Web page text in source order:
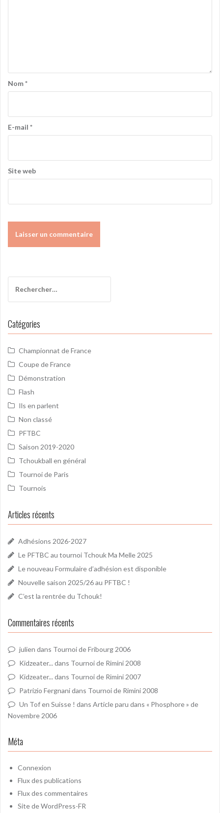
Nom*
E-mail *
Site web
Catégories
Championnat de France
Coupe de France
Démonstration
Flash
Ils en parlent
Non classé
PFTBC
Saison 2019-2020
Tchoukball en général
Tournoi de Paris
Tournois
Articles récents
Adhésions 2026-2027
Le PFTBC au tournoi Tchouk Ma Melle 2025
Le nouveau Formulaire d’adhésion est disponible
Nouvelle saison 2025/26 au PFTBC !
C’est la rentrée du Tchouk!
Commentaires récents
julien dans Tournoi de Fribourg 2006
Kidzeater... dans Tournoi de Rimini 2008
Kidzeater... dans Tournoi de Rimini 2007
Patrizio Fergnanidans Tournoi de Rimini 2008
Un Tof en Suisse ! dans Article paru dans « Phosphore » de
Novembre 2006
Méta
Connexion
Flux des publications
Flux des commentaires
Site de WordPress-FR